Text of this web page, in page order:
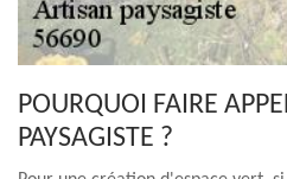
POURQUOI FAIRE
PAYSAGISTE ?